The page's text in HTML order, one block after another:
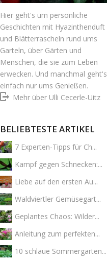
Hier geht's um persönliche
Geschichten mit Hyazinthenduft
und Blätterrascheln rund ums
Garteln, über Gärten und
Menschen, die sie zum Leben
erwecken. Und manchmal geht's
einfach nur ums Genießen.
Mehr über Ulli Cecerle-Uitz
BELIEBTESTE ARTIKEL
7 Experten-Tipps für Ch...
Kampf gegen Schnecken:...
Liebe auf den ersten Au...
Waldviertler Gemüsegart...
Geplantes Chaos: Wilder...
Anleitung zum perfekten...
10 schlaue Sommergarten...